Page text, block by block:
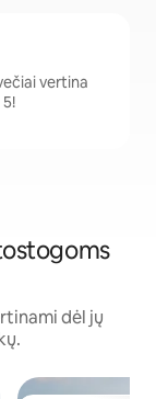
vertina
dėl jų